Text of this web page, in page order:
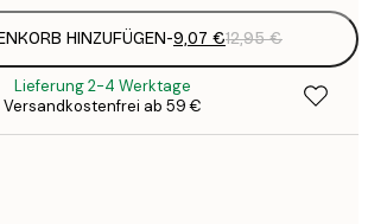
HINZUFÜGEN-9,07 €12,95 €
Lieferung 2-4 Werktage
Versandkostenfrei ab 59 €